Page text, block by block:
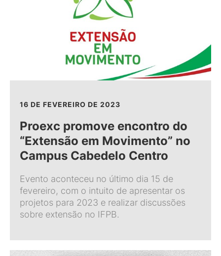
16 DE FEVEREIRO DE 2023
Proexc promove encontro do
“Extensão em Movimento” no
Campus Cabedelo Centro
Evento aconteceu no último dia 15 de
fevereiro, com o intuito de apresentar os
projetos para 2023 e realizar discussões
sobre extensão no IFPB.